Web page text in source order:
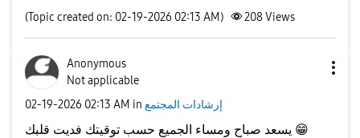
(Topic created on: 02-19-2026 02:13 AM) 208Views
Anonymous
Not applicable
‎02-19-2026 02:13 AM in إرشادات المجتمع
😁